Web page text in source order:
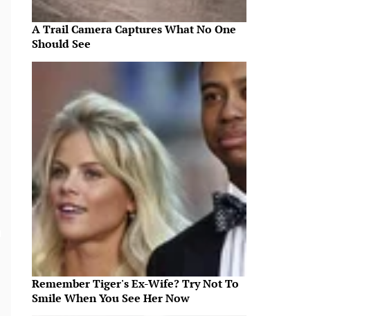
A Trail Camera Captures What No One
Should See
Remember Tiger's Ex-Wife? Try Not To
Smile When You See Her Now